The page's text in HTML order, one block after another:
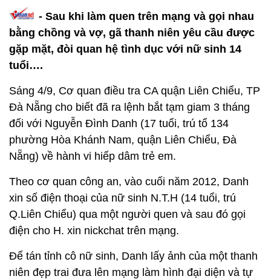
- Sau khi làm quen trên mạng và gọi nhau
bằng chồng và vợ, gã thanh niên yêu cầu được
gặp mặt, đòi quan hệ tình dục với nữ sinh 14
tuổi….
Sáng 4/9, Cơ quan điều tra CA quận Liên Chiểu, TP
Đà Nẵng cho biết đã ra lệnh bắt tạm giam 3 tháng
đối với Nguyễn Đình Danh (17 tuổi, trú tổ 134
phường Hòa Khánh Nam, quận Liên Chiểu, Đà
Nẵng) về hành vi hiếp dâm trẻ em.
Theo cơ quan công an, vào cuối năm 2012, Danh
xin số điện thoại của nữ sinh N.T.H (14 tuổi, trú
Q.Liên Chiểu) qua một người quen và sau đó gọi
điện cho H. xin nickchat trên mạng.
Để tán tỉnh cô nữ sinh, Danh lấy ảnh của một thanh
niên đẹp trai đưa lên mạng làm hình đại diện và tự